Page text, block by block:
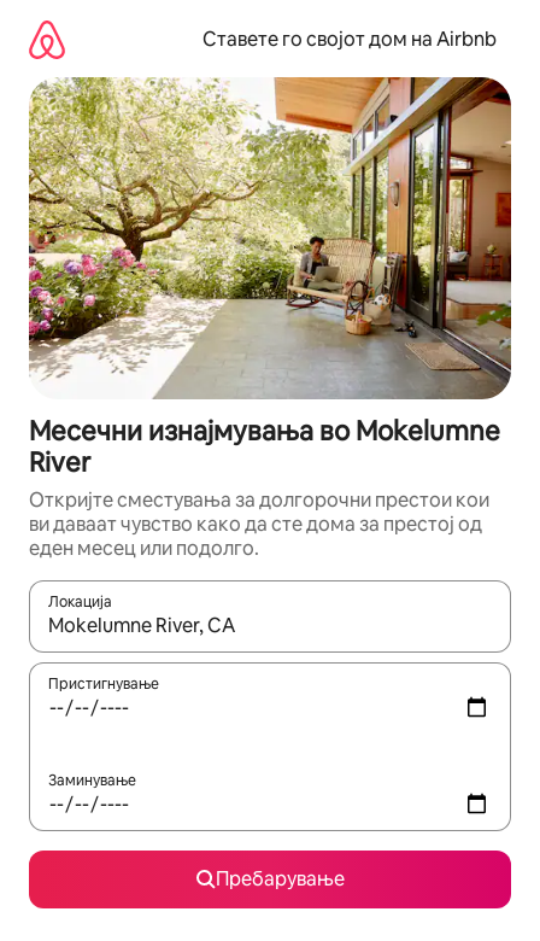
содржина
Ставете го својот дом на Airbnb
Месечни изнајмувања во Mokelumne
River
Откријте сместувања за долгорочни престои кои
ви даваат чувство како да сте дома за престој од
еден месец или подолго.
Локација
Кога резултатите се достапни, движете се со копчињата
Пристигнување
Заминување
Пребарување